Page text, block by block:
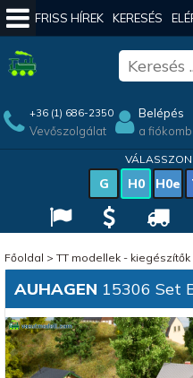
FRISS HÍREK KERESÉS
+36 (1) 686-2350
Vevőszolgálat
Belépés
a
VÁLASSZON
G H0 H0e
Főoldal > TT modellek - kiegészítők
AUHAGEN 15306 Set